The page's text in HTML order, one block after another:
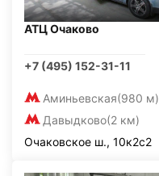
АТЦ Очаково
+7 (495) 152-31-11
Аминьевская(980 м)
Давыдково(2 км)
Очаковское ш., 10к2с2